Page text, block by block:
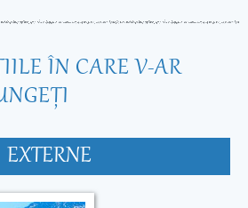
ÎN CARE V-AR
EXTERNE